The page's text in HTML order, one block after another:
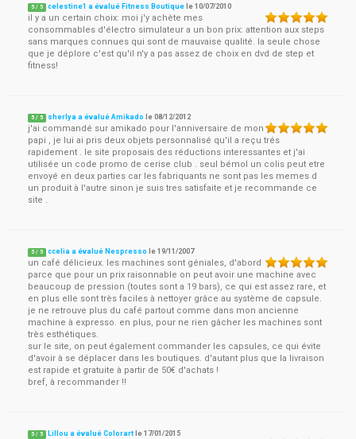
5 / 5 celestine1 a évalué Fitness Boutique le10/07/2010
il y a un certain choix: moi j'y achète mes
consommables d'électro simulateur a un bon prix: attention aux steps
sans marques connues qui sont de mauvaise qualité. la seule chose
que je déplore c'est qu'il n'y a pas assez de choix en dvd de step et
fitness!
5 / 5 sherlya a évalué Amikado le08/12/2012
j'ai commandé sur amikado pour l'anniversaire de mon
papi , je lui ai pris deux objets personnalisé qu'il a reçu trés
rapidement . le site proposais des réductions interessantes et j'ai
utilisée un code promo de cerise club . seul bémol un colis peut etre
envoyé en deux parties car les fabriquants ne sont pas les memes d
un produit à l'autre sinon je suis tres satisfaite et je recommande ce
site .
5 / 5 ccelia a évalué Nespresso le19/11/2007
un café délicieux. les machines sont géniales, d'abord
parce que pour un prix raisonnable on peut avoir une machine avec
beaucoup de pression (toutes sont a 19 bars), ce qui est assez rare, et
en plus elle sont très faciles à nettoyer grâce au système de capsule.
je ne retrouve plus du café partout comme dans mon ancienne
machine à expresso. en plus, pour ne rien gâcher les machines sont
très esthétiques.
sur le site, on peut également commander les capsules, ce qui évite
d'avoir à se déplacer dans les boutiques. d'autant plus que la livraison
est rapide et gratuite à partir de 50€ d'achats !
bref, à recommander !!
5 / 5 Lillou a évalué Colorart le17/01/2015